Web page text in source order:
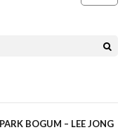
BOGUM – LEE JONG